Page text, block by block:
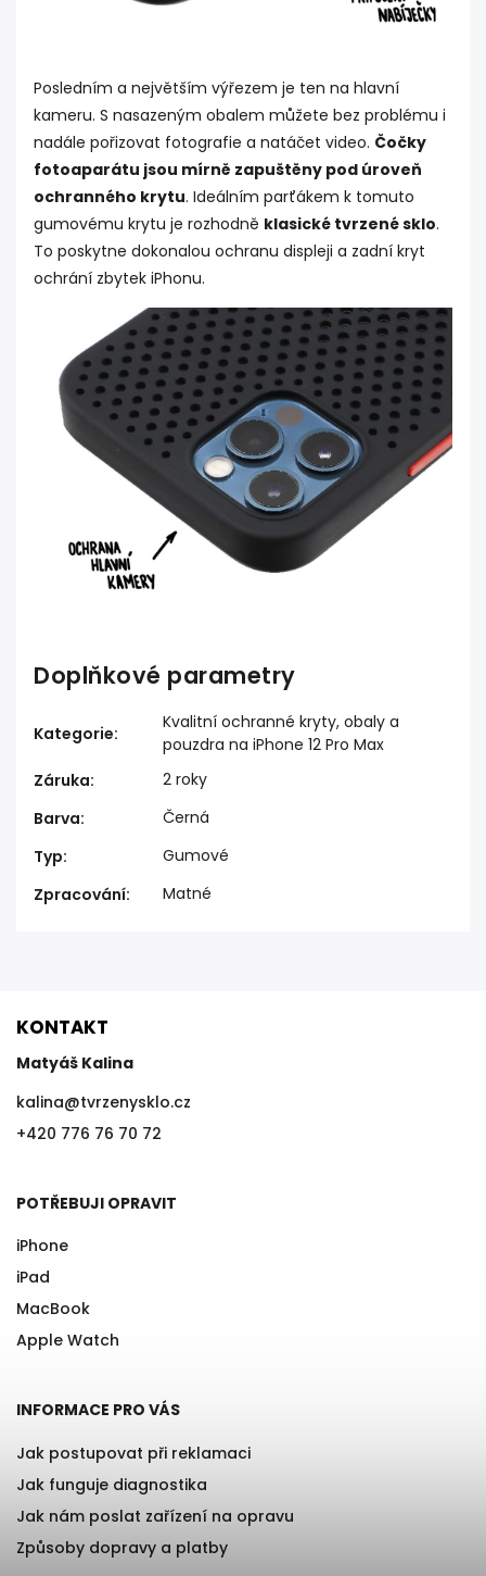
Posledním a největším výřezem je ten na hlavní
kameru. S nasazeným obalem můžete bez problému i
nadále pořizovat fotografie a natáčet video. Čočky
fotoaparátu jsou mírně zapuštěny pod úroveň
ochranného krytu. Ideálním parťákem k tomuto
gumovému krytu je rozhodně klasické tvrzené sklo.
To poskytne dokonalou ochranu displeji a zadní kryt
ochrání zbytek iPhonu.
Doplňkové parametry
Kategorie:
Kvalitní ochranné kryty, obaly a
pouzdra na iPhone 12 Pro Max
Záruka:
2 roky
Barva:
Černá
Typ:
Gumové
Zpracování: Matné
KONTAKT
Matyáš Kalina
kalina@tvrzenysklo.cz
+420 776 76 70 72
POTŘEBUJI OPRAVIT
iPhone
iPad
MacBook
Apple Watch
INFORMACE PRO VÁS
Jak postupovat při reklamaci
Jak funguje diagnostika
Jak nám poslat zařízení na opravu
Způsoby dopravy a platby